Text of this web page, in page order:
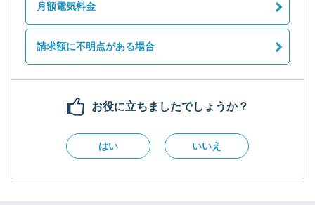
月額電気料金
請求額に不明点がある場合
お役に立ちましたでしょうか？
はい いいえ